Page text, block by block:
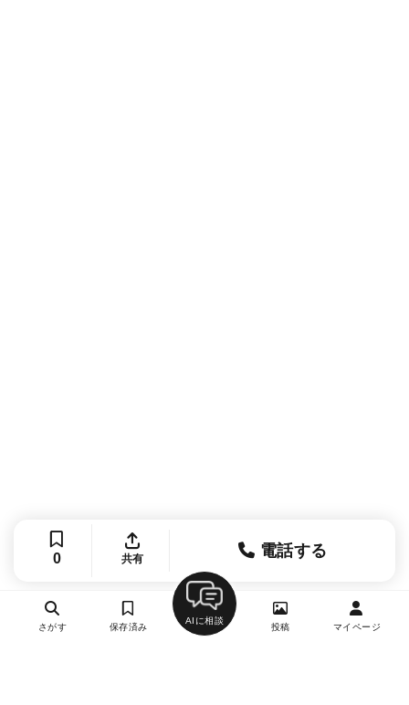
0 共有 電話する
さがす 保存済み
AIに相談
投稿 マイページ